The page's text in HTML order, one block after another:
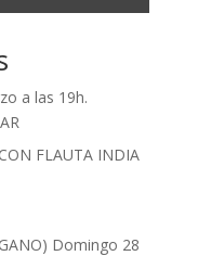
a las 19h.
FLAUTA INDIA
Domingo 28